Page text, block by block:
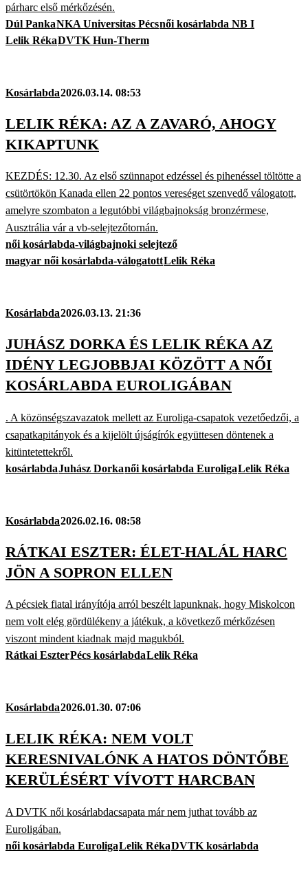
párharc első mérkőzésén.
Dúl PankaNKA Universitas Pécsnői kosárlabda NB I
Lelik RékaDVTK Hun-Therm
Kosárlabda2026.03.14. 08:53
LELIK RÉKA: AZ A ZAVARÓ, AHOGY
KIKAPTUNK
KEZDÉS: 12.30. Az első szünnapot edzéssel és pihenéssel töltötte a
csütörtökön Kanada ellen 22 pontos vereséget szenvedő válogatott,
amelyre szombaton a legutóbbi világbajnokság bronzérmese,
Ausztrália vár a vb-selejtezőtornán.
női kosárlabda-világbajnoki selejtező
magyar női kosárlabda-válogatottLelik Réka
Kosárlabda2026.03.13. 21:36
JUHÁSZ DORKA ÉS LELIK RÉKA AZ
IDÉNY LEGJOBBJAI KÖZÖTT A NŐI
KOSÁRLABDA EUROLIGÁBAN
. A közönségszavazatok mellett az Euroliga-csapatok vezetőedzői, a
csapatkapitányok és a kijelölt újságírók együttesen döntenek a
kitüntetettekről.
kosárlabdaJuhász Dorkanői kosárlabda EuroligaLelik Réka
Kosárlabda2026.02.16. 08:58
RÁTKAI ESZTER: ÉLET-HALÁL HARC
JÖN A SOPRON ELLEN
A pécsiek fiatal irányítója arról beszélt lapunknak, hogy Miskolcon
nem volt elég gördülékeny a játékuk, a következő mérkőzésen
viszont mindent kiadnak majd magukból.
Rátkai EszterPécs kosárlabdaLelik Réka
Kosárlabda2026.01.30. 07:06
LELIK RÉKA: NEM VOLT
KERESNIVALÓNK A HATOS DÖNTŐBE
KERÜLÉSÉRT VÍVOTT HARCBAN
A DVTK női kosárlabdacsapata már nem juthat tovább az
Euroligában.
női kosárlabda EuroligaLelik RékaDVTK kosárlabda